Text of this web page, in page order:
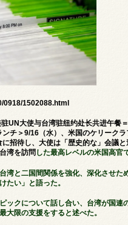
0918/1502088.html
UN大使与台湾驻纽约处长共进午餐
チ＞9/16（水）、米国のケリーク
招待し、大使は「歴史的な」会議
湾を訪問 した最高レベルの米国高官
湾と二国間関係を強化、深化させた
たい」と語った。
ックについて話し合い、台湾が国連
大限の支援をすると述べた。